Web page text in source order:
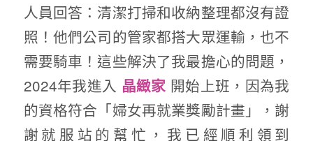
人員回答：清潔打掃和收納整理都沒有證
照！他們公司的管家都搭大眾運輸，也不
需要騎車！這些解決了我最擔心的問題，
2024年我進入 晶緻家 開始上班，因為我
的資格符合「婦女再就業獎勵計畫」，謝
謝就服站的幫忙，我已經順利領到